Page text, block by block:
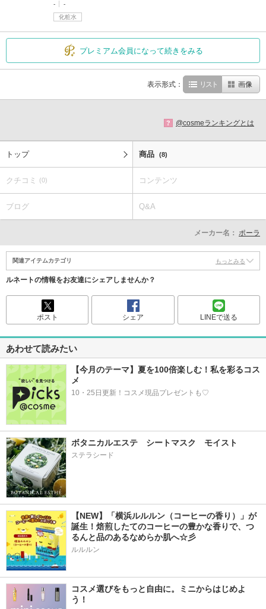
-
-
化粧水
プレミアム会員になって続きをみる
表示形式： リスト 画像
? @cosmeランキングとは
トップ 商品 (8)
クチコミ (0) コンテンツ
ブログ Q&A
メーカー名： ポーラ
関連アイテムカテゴリ もっとみる
ルネートの情報をお友達にシェアしませんか？
ポスト シェア LINEで送る
あわせて読みたい
【今月のテーマ】夏を100倍楽しむ！私を彩るコス
メ
10・25日更新！コスメ現品プレゼントも♡
ボタニカルエステ　シートマスク　モイスト
ステラシード
【NEW】「横浜ルルルン（コーヒーの香り）」が
誕生！焙煎したてのコーヒーの豊かな香りで、つ
るんと品のあるなめらか肌へ☆彡
ルルルン
コスメ選びをもっと自由に。ミニからはじめよ
う！